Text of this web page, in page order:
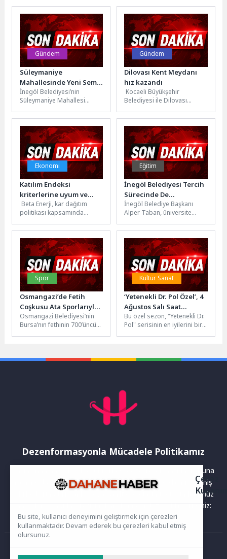
konuştu ve onun şarkı
isteğini kırmayarak...
ürettikleri ürünlerden
yaptıkları satış...
Gündem
Süleymaniye
Mahallesinde Yeni Semt
Sahası Törenle Açıldı
İnegöl Belediyesi’nin
Süleymaniye Mahallesi
yapımını tamamladığı semt
sahası ile 29 araçlık
otopark...
Gündem
Dilovası Kent Meydanı
hız kazandı
Kocaeli Büyükşehir
Belediyesi ile Dilovası
hayata geçirilen Dilovası
Kent Meydanı Projesi’nde
çalışmalar...
Ekonomi
Katılım Endeksi
kriterlerine uyum ve
yüzde 30 temettü hedefi
Beta Enerji, kar dağıtım
politikası kapsamında
karının asgari yüzde 30’unu
nakit olarak...
Eğitim
İnegöl Belediyesi Tercih
Sürecinde De
Öğrencilerin Yanında
İnegöl Belediye Başkanı
Alper Taban, üniversite
öğrencilere ücretsiz
danışmanlık hizmeti sunan
Tercih Danışmanlığı...
Spor
Osmangazi’de Fetih
Coşkusu Ata Sporlarıyla
Yaşatılıyor
Osmangazi Belediyesi’nin
Bursa’nın fethinin 700’üncü
dört bir...
Kültür Sanat
‘Yetenekli Dr. Pol Özel’, 4
Ağustos Salı Saat
23.45’de National
Geographic WILD
Ekranlarında Kalan
Geliyor!
Bu özel sezon, "Yetenekli Dr.
Pol" serisinin en iyilerini bir
Dezenformasyonla Mücadele Politikamız
Yayınlanan haberler doğruluk ilkesi gözetilerek hazırlanır. Buna
rağmen bazı içeriklerde eksik, hatalı veya güncelliğini yitirmiş
bilgiler bulunabilir.Yanlış veya yanıltıcı olduğunu düşündüğünüz
haberleri aşağıdaki iletişim kanallarından bize bildirebilirsiniz:
Ana Sayfa
Çerez
Bu site, kullanıcı deneyimini geliştirmek için çerezleri
kullanmaktadır. Devam ederek bu çerezleri kabul etmiş
olursunuz.